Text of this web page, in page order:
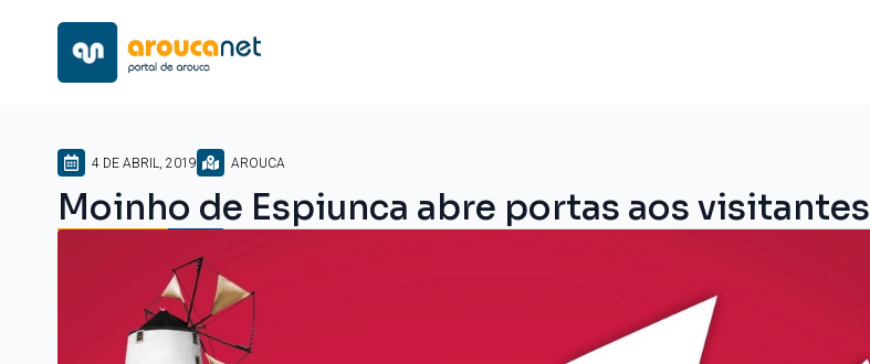
4 DE ABRIL, 2019 AROUCA
Moinho de Espiunca abre portas aos visitantes